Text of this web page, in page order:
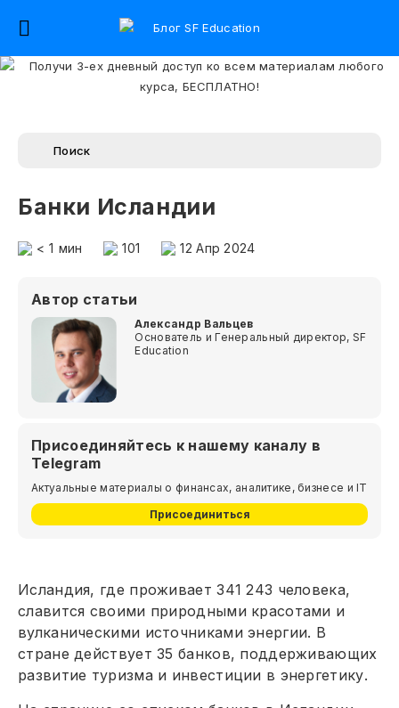
Банки Исландии
< 1 мин 101 12 Апр 2024
Автор статьи
Александр Вальцев
Основатель и Генеральный директор, SF
Education
Присоединяйтесь к нашему каналу в
Telegram
Актуальные материалы о финансах, аналитике, бизнесе и IT
Присоединиться
Исландия, где проживает 341 243 человека,
славится своими природными красотами и
вулканическими источниками энергии. В
стране действует 35 банков, поддерживающих
развитие туризма и инвестиции в энергетику.